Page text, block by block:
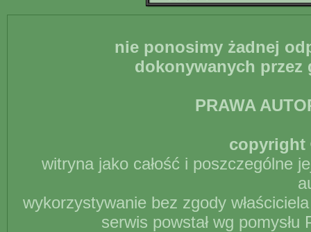
nie ponosimy żadnej
dokonywanych
PRAWA
copyright
witryna jako całość i poszczególne
wykorzystywanie bez zgody
serwis powstał wg